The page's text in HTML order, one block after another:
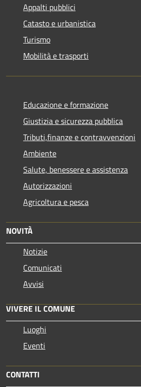
Appalti pubblici
Catasto e urbanistica
Turismo
Mobilità e trasporti
Educazione e formazione
Giustizia e sicurezza pubblica
Tributi,finanze e contravvenzioni
Ambiente
Salute, benessere e assistenza
Autorizzazioni
Agricoltura e pesca
NOVITÀ
Notizie
Comunicati
Avvisi
VIVERE IL COMUNE
Luoghi
Eventi
CONTATTI